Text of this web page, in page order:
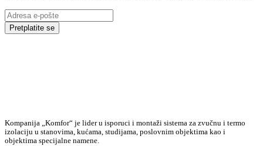
Pretplatite se
Kompanija „Komfor“ je lider u isporuci i montaži sistema za zvučnu i termo
izolaciju u stanovima, kućama, studijama, poslovnim objektima kao i
objektima specijalne namene.